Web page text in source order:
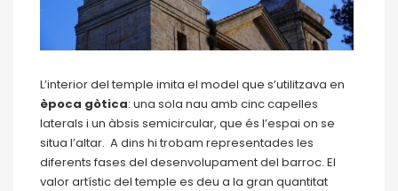
L’interior del temple imita el model que s’utilitzava en
època gòtica: una sola nau amb cinc capelles
laterals i un àbsis semicircular, que és l’espai on se
situa l’altar. A dins hi trobam representades les
diferents fases del desenvolupament del barroc. El
valor artístic del temple es deu a la gran quantitat